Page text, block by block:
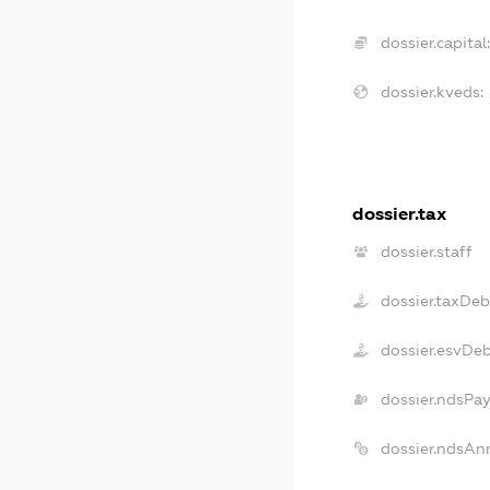
dossier.capital:
dossier.kveds:
dossier.tax
dossier.staff